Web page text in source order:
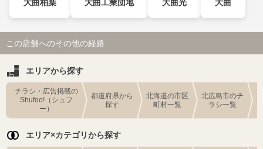
大曲柏葉 大曲工業団地 大曲光 大曲
この店舗へのその他の経路
エリアから探す
チラシ・広告掲載の
Shufoo!（シュフ
ー）
都道府県から
探す
北海道の市区
町村一覧
北広島市のチ
ラシ一覧
エリア×カテゴリから探す